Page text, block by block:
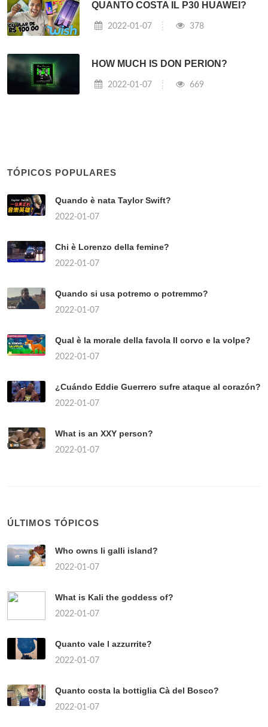
QUANTO COSTA IL P30 HUAWEI?
2022-01-07 378
HOW MUCH IS DON PERION?
2022-01-07 669
TÓPICOS POPULARES
Quando è nata Taylor Swift?
2022-01-07
Chi è Lorenzo della femine?
2022-01-07
Quando si usa potremo o potremmo?
2022-01-07
Qual è la morale della favola Il corvo e la volpe?
2022-01-07
¿Cuándo Eddie Guerrero sufre ataque al corazón?
2022-01-07
What is an XXY person?
2022-01-07
ÚLTIMOS TÓPICOS
Who owns li galli island?
2022-01-07
What is Kali the goddess of?
2022-01-07
Quanto vale l azzurrite?
2022-01-07
Quanto costa la bottiglia Cà del Bosco?
2022-01-07